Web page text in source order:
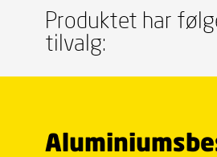
Produktet har
tilvalg: